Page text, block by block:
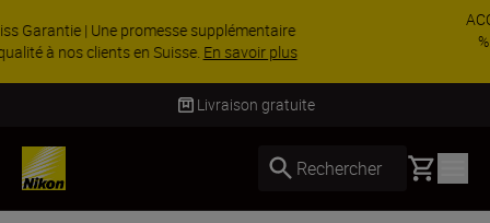
ACCESSOIRES EN PROMOTION | Économisez 15
% sur une sélection d’accessoires, complétez
votre kit dès ...Acheter maintenant
Livraison gratuite
Rechercher Basket